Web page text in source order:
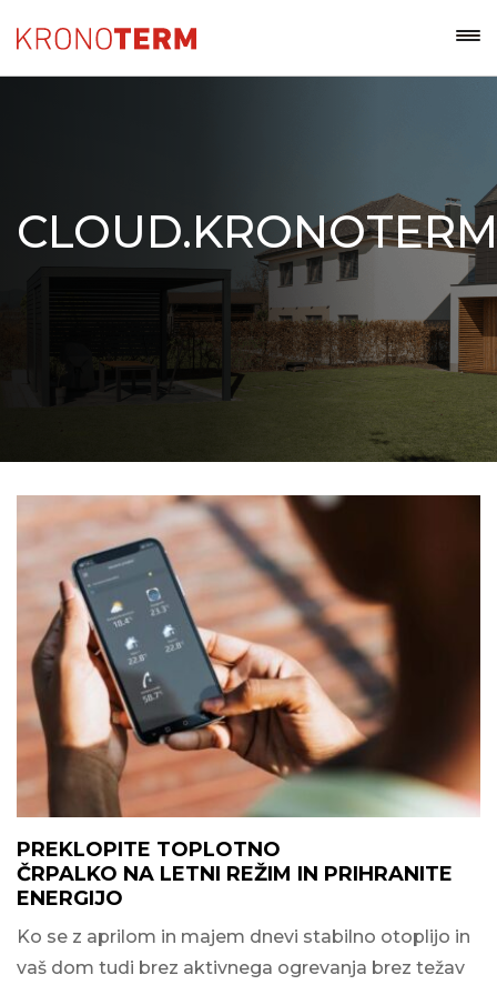
CLOUD.KRONOTERM
PREKLOPITE TOPLOTNO
ČRPALKO NA LETNI REŽIM IN PRIHRANITE
ENERGIJO
Ko se z aprilom in majem dnevi stabilno otoplijo in
vaš dom tudi brez aktivnega ogrevanja brez težav